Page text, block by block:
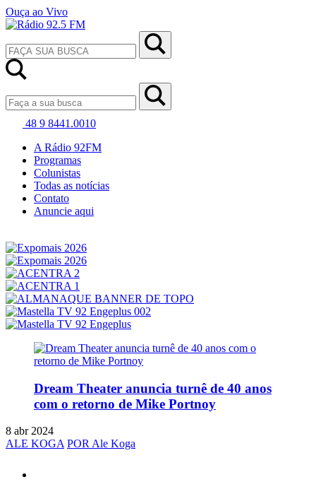
Ouça ao Vivo
48 9 8441.0010
A Rádio 92FM
Programas
Colunistas
Todas as notícias
Contato
Anuncie aqui
Dream Theater anuncia turnê de 40 anos
com o retorno de Mike Portnoy
8 abr 2024
ALE KOGA POR Ale Koga